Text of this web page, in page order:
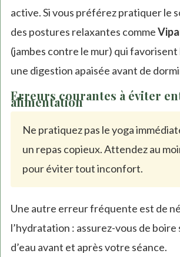
active. Si vous préférez pratiquer le
des postures relaxantes comme
(jambes contre le mur) qui
une digestion apaisée avant de
Erreurs courantes à éviter
alimentation
Ne pratiquez pas le yoga
un repas copieux. Attendez au
pour éviter tout inconfort.
Une autre erreur fréquente est de
l’hydratation : assurez-vous de
d’eau avant et après votre séance.